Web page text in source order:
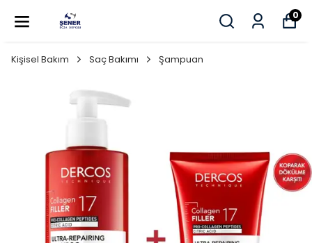
0
Kişisel Bakım Saç Bakımı Şampuan